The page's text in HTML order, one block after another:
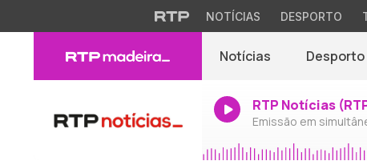
NOTÍCIAS DESPORTO
Notícias Desporto
RTP Notícias
Emissão em